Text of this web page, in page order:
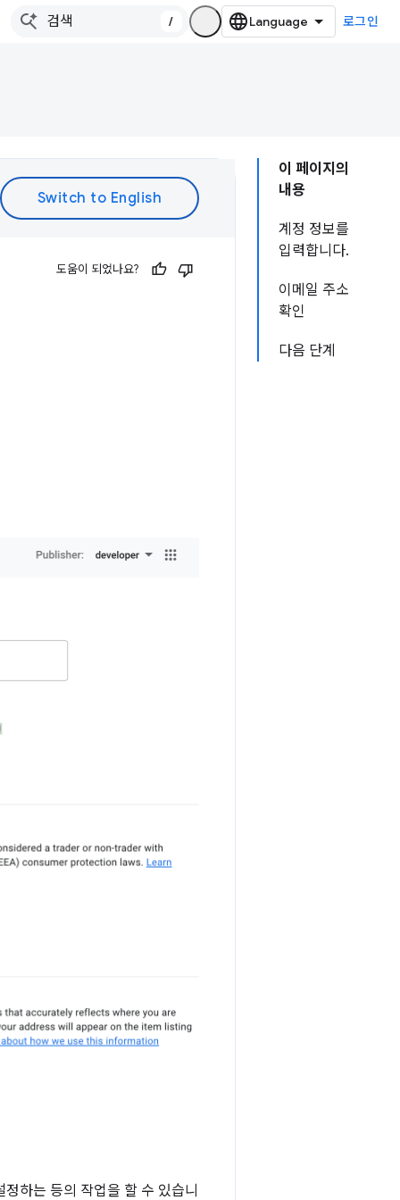
/ 로그인
이 페이지의
내용
계정 정보를
입력합니다.
이메일 주소
확인
다음 단계
도움이 되었나요?
하는 등의 작업을 할 수 있습니